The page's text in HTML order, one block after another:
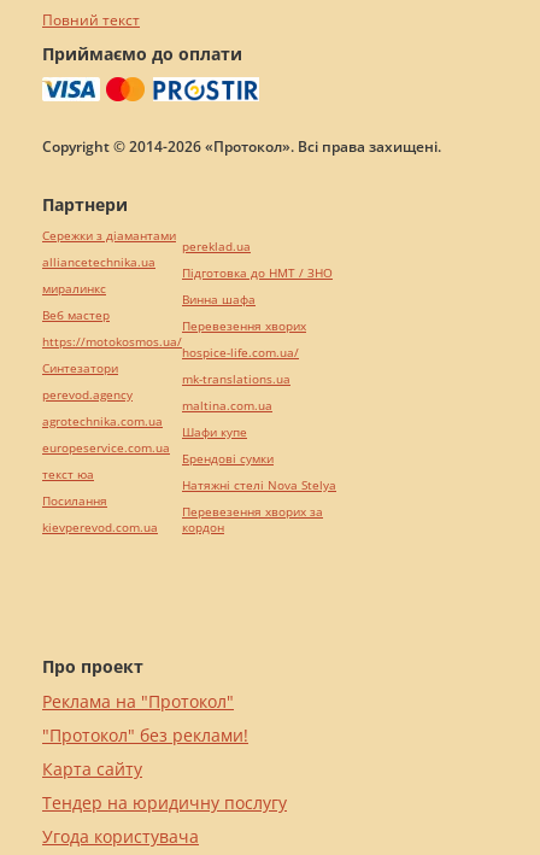
Повний текст
Приймаємо до оплати
Copyright © 2014-2026 «Протокол». Всі права захищені.
Про проект
Реклама на "Протокол"
"Протокол" без реклами!
Карта сайту
Тендер на юридичну послугу
Угода користувача
Партнери
Сережки з діамантами
alliancetechnika.ua
миралинкс
Веб мастер
https://motokosmos.ua/
Синтезатори
perevod.agency
agrotechnika.com.ua
europeservice.com.ua
текст юа
Посилання
kievperevod.com.ua
pereklad.ua
Підготовка до НМТ / ЗНО
Винна шафа
Перевезення хворих
hospice-life.com.ua/
mk-translations.ua
maltina.com.ua
Шафи купе
Брендові сумки
Натяжні стелі Nova Stelya
Перевезення хворих за
кордон